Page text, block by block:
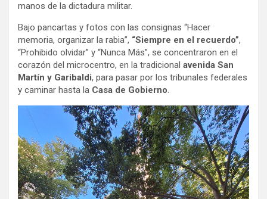
manos de la dictadura militar.
Bajo pancartas y fotos con las consignas “Hacer
memoria, organizar la rabia”, “Siempre en el recuerdo”,
“Prohibido olvidar” y “Nunca Más”, se concentraron en el
corazón del microcentro, en la tradicional avenida San
Martín y Garibaldi, para pasar por los tribunales federales
y caminar hasta la Casa de Gobierno.